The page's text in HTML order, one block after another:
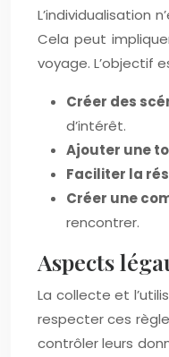
L’individualisation
Cela peut
voyage. L’objectif
Créer des
d’intérêt.
Ajouter une
Faciliter la
Créer une
rencontrer.
Aspects
La collecte et
respecter ces
contrôler leurs